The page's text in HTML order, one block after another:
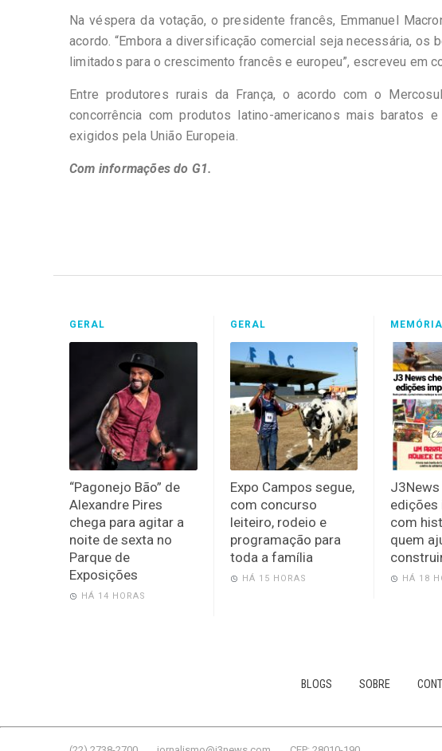
Na véspera da votação, o presidente francês, Emmanuel
acordo. “Embora a diversificação comercial seja necessária,
limitados para o crescimento francês e europeu”, escreveu em
Entre produtores rurais da França, o acordo com o
concorrência com produtos latino-americanos mais baratos
exigidos pela União Europeia.
Com informações do G1.
GERAL
“Pagonejo Bão” de
Alexandre Pires
chega para agitar a
noite de sexta no
Parque de
Exposições
HÁ 14 HORAS
GERAL
Expo Campos segue,
com concurso
leiteiro, rodeio e
programação para
toda a família
HÁ 15 HORAS
MEMÓRIA
edições
com
quem
HÁ 18
BLOGS SOBRE